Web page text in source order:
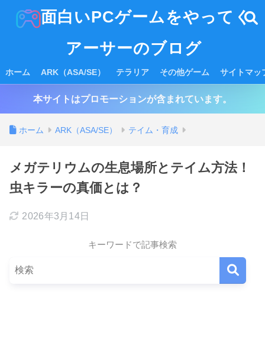
面白いPCゲームをやってく
アーサーのブログ
ホーム ARK（ASA/SE） テラリア その他ゲーム サイトマッ
本サイトはプロモーションが含まれています。
ホーム ARK（ASA/SE） テイム・育成
メガテリウムの生息場所とテイム方法！
虫キラーの真価とは？
2026年3月14日
キーワードで記事検索